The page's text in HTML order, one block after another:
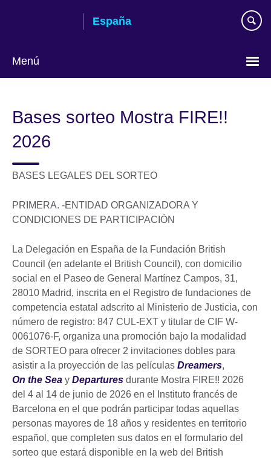
España
Menú
Bases sorteo Mostra FIRE!!
2026
BASES LEGALES DEL SORTEO
PRIMERA. -ENTIDAD ORGANIZADORA Y
CONDICIONES DE PARTICIPACIÓN
La Delegación en España de la Fundación British
Council (en adelante el British Council), con domicilio
social en el Paseo de General Martínez Campos, 31,
28010 Madrid, inscrita en el Registro de fundaciones de
competencia estatal adscrito al Ministerio de Justicia, con
número de registro: 847 CUL-EXT y titular de CIF W-
0061076-F, organiza una promoción bajo la modalidad
de SORTEO para ofrecer 2 invitaciones dobles para
asistir a la proyección de las películas Dreamers,
On the Sea y Departures durante Mostra FIRE!! 2026
del 4 al 14 de junio de 2026 en el Instituto francés de
Barcelona en el que podrán participar todas aquellas
personas mayores de 18 años y residentes en territorio
español, que completen sus datos en el formulario del
sorteo que estará disponible en la web del British